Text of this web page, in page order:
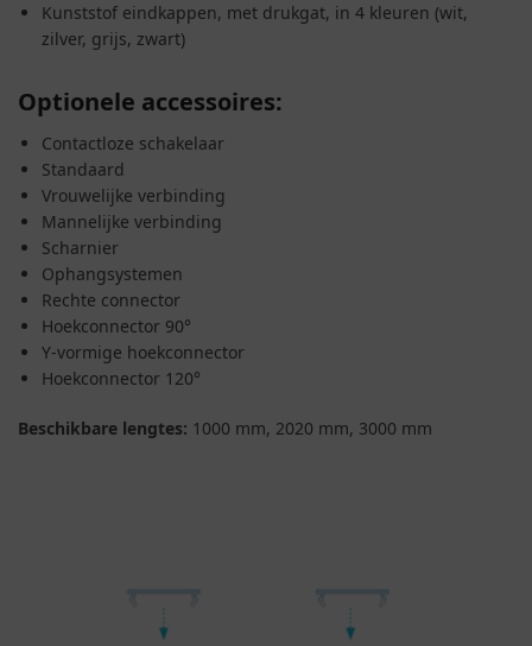
Kunststof eindkappen, met drukgat, in 4 kleuren (wit,
zilver, grijs, zwart)
Optionele accessoires:
Contactloze schakelaar
Standaard
Vrouwelijke verbinding
Mannelijke verbinding
Scharnier
Ophangsystemen
Rechte connector
Hoekconnector 90°
Y-vormige hoekconnector
Hoekconnector 120°
Beschikbare lengtes: 1000 mm, 2020 mm, 3000 mm